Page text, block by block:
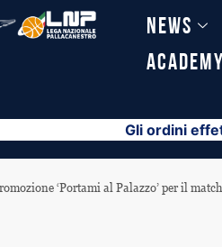
News
Gli ordini
‘Portami al Palazzo’ per il